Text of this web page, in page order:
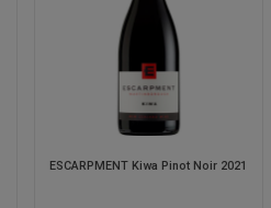
ESCARPMENT Kiwa Pinot Noir 2021